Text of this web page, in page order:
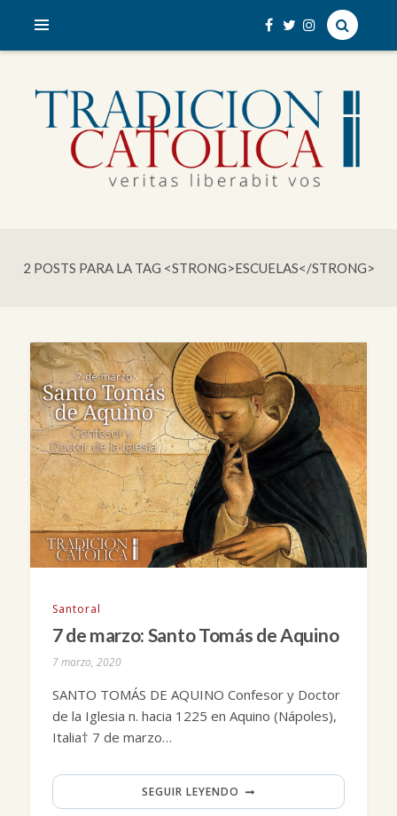
2 POSTS PARA LA TAG <STRONG>ESCUELAS</STRONG>
Santoral
7 de marzo: Santo Tomás de Aquino
7 marzo, 2020
SANTO TOMÁS DE AQUINO Confesor y Doctor
de la Iglesia n. hacia 1225 en Aquino (Nápoles),
Italia† 7 de marzo…
SEGUIR LEYENDO